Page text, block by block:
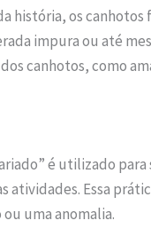
história, os canhotos
impura ou até
canhotos, como
é utilizado
atividades. Essa
uma anomalia.